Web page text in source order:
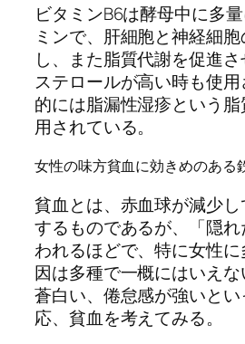
ビタミンB6は酵母中に多
ミンで、肝細胞と神経細
し、また脂質代謝を促進
ステロールが高い時も使
的には脂漏性湿疹という
用されている。
女性の味方貧血に効きめのある
貧血とは、赤血球が減少
するものであるが、「隠
われるほどで、特に女性
因は多種で一概にはいえ
蒼白い、倦怠感が強いと
応、貧血を考えてみる。